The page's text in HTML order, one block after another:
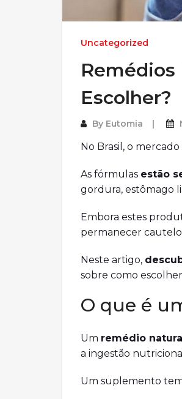
Uncategorized
Remédios
Escolher?
By Eutomia
No Brasil, o
As fórmulas estão
gordura, estômago
Embora estes
permanecer
Neste artigo,
sobre como
O que é
Um remédio
a ingestão
Um suplemento